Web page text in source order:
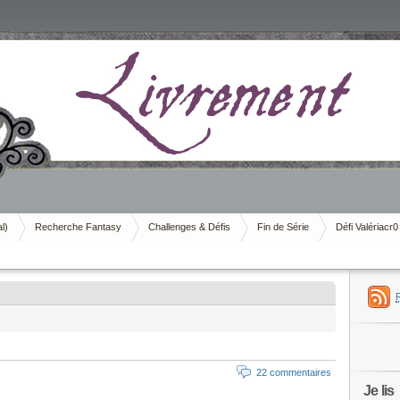
Recherche Fantasy Challenges & Défis Fin de Série Défi Valériacr0
22 commentaires
Je lis